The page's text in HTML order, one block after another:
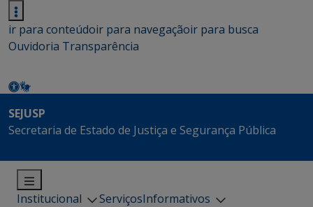
ir para conteúdoir para navegaçãoir para busca
Ouvidoria Transparência
SEJUSP
Secretaria de Estado de Justiça e Segurança Pública
Institucional ServiçosInformativos